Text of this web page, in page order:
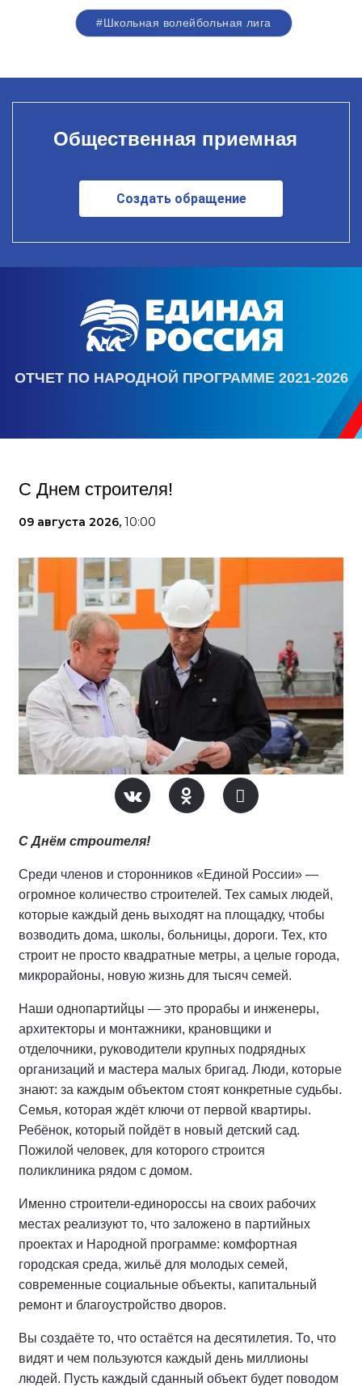
#Школьная волейбольная лига
Общественная приемная
Создать обращение
ОТЧЕТ ПО НАРОДНОЙ ПРОГРАММЕ 2021-2026
С Днем строителя!
09 августа 2026, 10:00
С Днём строителя!
Среди членов и сторонников «Единой России» —
огромное количество строителей. Тех самых людей,
которые каждый день выходят на площадку, чтобы
возводить дома, школы, больницы, дороги. Тех, кто
строит не просто квадратные метры, а целые города,
микрорайоны, новую жизнь для тысяч семей.
Наши однопартийцы — это прорабы и инженеры,
архитекторы и монтажники, крановщики и
отделочники, руководители крупных подрядных
организаций и мастера малых бригад. Люди, которые
знают: за каждым объектом стоят конкретные судьбы.
Семья, которая ждёт ключи от первой квартиры.
Ребёнок, который пойдёт в новый детский сад.
Пожилой человек, для которого строится
поликлиника рядом с домом.
Именно строители-единороссы на своих рабочих
местах реализуют то, что заложено в партийных
проектах и Народной программе: комфортная
городская среда, жильё для молодых семей,
современные социальные объекты, капитальный
ремонт и благоустройство дворов.
Вы создаёте то, что остаётся на десятилетия. То, что
видят и чем пользуются каждый день миллионы
людей. Пусть каждый сданный объект будет поводом